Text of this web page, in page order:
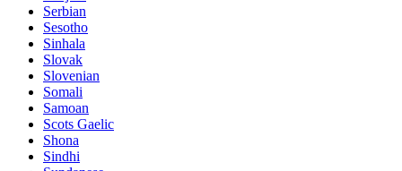
Serbian
Sesotho
Sinhala
Slovak
Slovenian
Somali
Samoan
Scots Gaelic
Shona
Sindhi